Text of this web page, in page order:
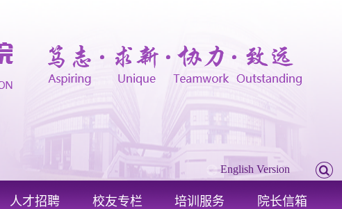
English Version
人才招聘 校友专栏 培训服务 院长信箱